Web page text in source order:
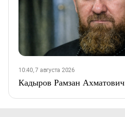
10:40, 7 августа 2026
Кадыров Рамзан Ахматович